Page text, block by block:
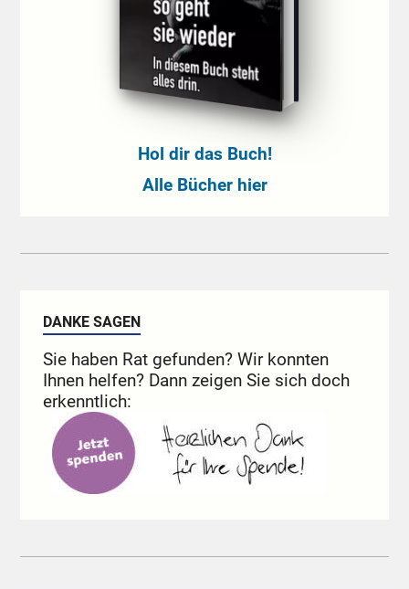
Hol dir das Buch!
Alle Bücher hier
DANKE SAGEN
Sie haben Rat gefunden? Wir konnten
Ihnen helfen? Dann zeigen Sie sich doch
erkenntlich: